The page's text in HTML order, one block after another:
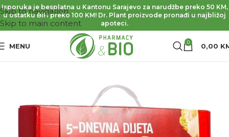
Skip to navigation
Skip to main content
Isporuka je besplatna u Kantonu Sarajevo za narudžbe preko 50 KM,
u ostatku BiH preko 100 KM! Dr. Plant proizvode pronađi u najbližoj
apoteci.
MENU 0 0,00